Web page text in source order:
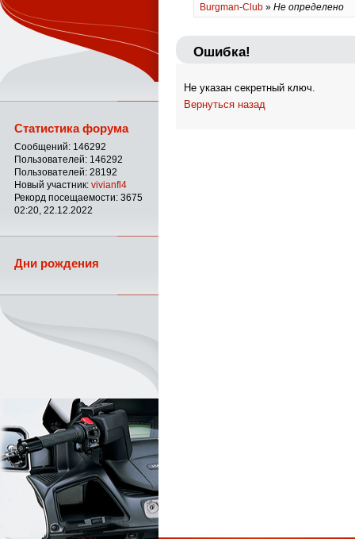
Burgman-Club » Не определено
Ошибка!
Не указан секретный ключ.
Вернуться назад
Статистика форума
Сообщений: 146292
Пользователей: 146292
Пользователей: 28192
Новый участник: vivianfl4
Рекорд посещаемости: 3675
02:20, 22.12.2022
Дни рождения